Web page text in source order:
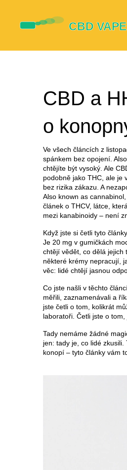
CBD a
o
Ve všech článcích z
spánkem bez opojení .
chtějíte být vysoký Ale
podobně jako THC, ale je
bez rizika zákazu A
Also known as cannabinol
článek o THCV, látce,
mezi kanabinoidy – není
Když jste si četli tyto
Je 20 mg v gumičkách
chtějí vědět, co dělá jejich
některé krémy nepracují,
věc: lidé chtějí jasnou
Co jste našli v těchto
měřili, zaznamenávali a
jste četli o tom, kolikrát
laboratoři. Četli jste o
Tady nemáme žádné
jen: tady je, co lidé
konopí – tyto články vám